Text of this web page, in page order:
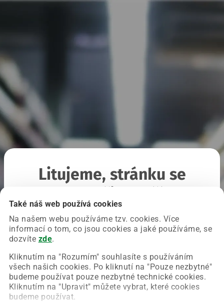
Také náš web používá cookies
Na našem webu používáme tzv. cookies. Více
informací o tom, co jsou cookies a jaké používáme, se
dozvíte zde.
Kliknutím na "Rozumím" souhlasíte s používáním
všech našich cookies. Po kliknutí na "Pouze nezbytné"
budeme používat pouze nezbytné technické cookies.
Kliknutím na "Upravit" můžete vybrat, které cookies
budeme používat.
Litujeme, stránku se
Chyba nastala na naší straně a už ji opravujeme.
Zkuste prosím znovu načíst požadovanou stránku.
Obnovit stránku Úvodní strana